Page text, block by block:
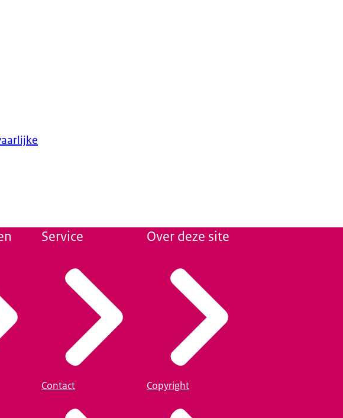
Service
Contact
Over deze site
Copyright